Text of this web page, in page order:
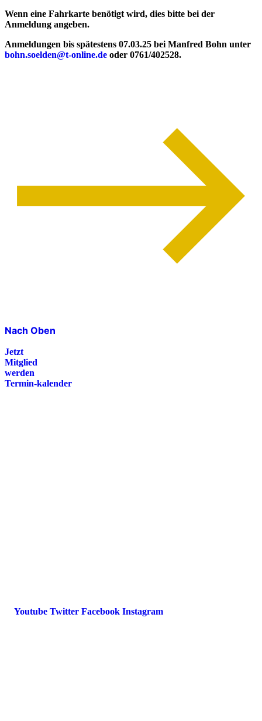
Wenn eine Fahrkarte benötigt wird, dies bitte bei der
Anmeldung angeben.
Anmeldungen bis spätestens 07.03.25 bei Manfred Bohn unter
bohn.soelden@t-online.de oder 0761/402528.
Nach Oben
Jetzt
Mitglied
werden
Termin-kalender
Youtube Twitter Facebook Instagram